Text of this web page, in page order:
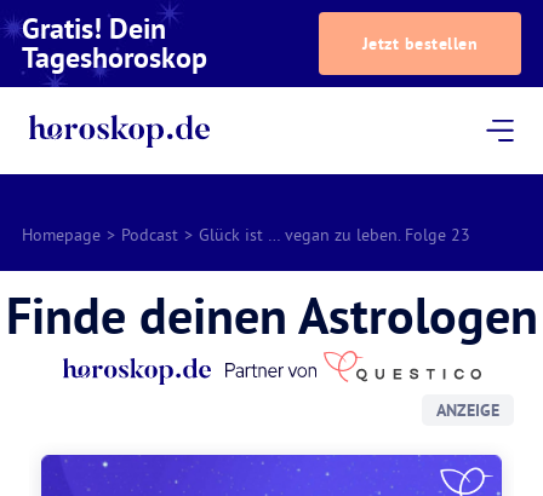
Gratis! Dein
Tageshoroskop Jetzt bestellen
Homepage > Podcast > Glück ist … vegan zu leben. Folge 23
Finde deinen Astrologen
ANZEIGE